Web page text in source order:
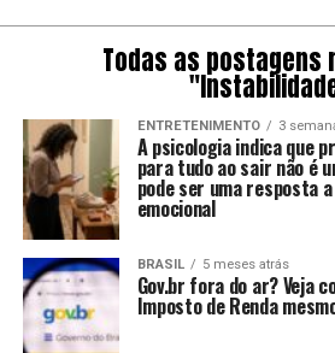
Todas as postagens
ENTRETENIMENTO 3
A psicologia indica que
para tudo ao sair não é
pode ser uma resposta
emocional
BRASIL 5 meses atrás
Gov.br fora do ar? Veja
Imposto de Renda